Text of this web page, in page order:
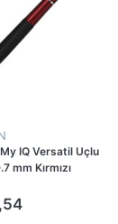
IQ Versatil Uçlu
mm Kırmızı